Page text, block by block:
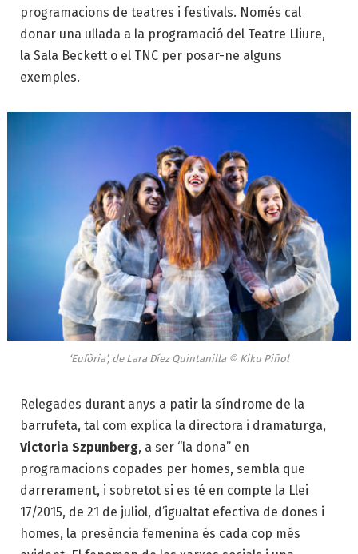
programacions de teatres i festivals. Només cal
donar una ullada a la programació del Teatre Lliure,
la Sala Beckett o el TNC per posar-ne alguns
exemples.
‘Eufòria’, de Lara Díez Quintanilla © Kiku Piñol
Relegades durant anys a patir la síndrome de la
barrufeta, tal com explica la directora i dramaturga,
Victoria Szpunberg, a ser “la dona” en
programacions copades per homes, sembla que
darrerament, i sobretot si es té en compte la Llei
17/2015, de 21 de juliol, d’igualtat efectiva de dones i
homes, la presència femenina és cada cop més